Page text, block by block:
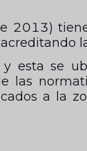
2013)
esta se
a la